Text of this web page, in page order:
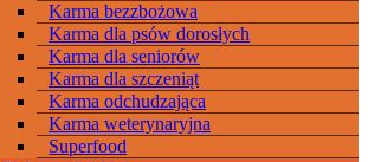
Karma bezzbożowa
Karma dla psów dorosłych
Karma dla seniorów
Karma dla szczeniąt
Karma odchudzająca
Karma weterynaryjna
Superfood